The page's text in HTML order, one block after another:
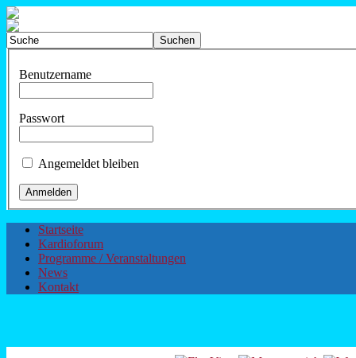
Benutzername
Passwort
Angemeldet bleiben
Startseite
Kardioforum
Programme / Veranstaltungen
News
Kontakt